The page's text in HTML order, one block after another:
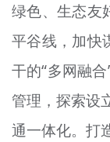
绿色、生态友
平谷线，加快
干的“多网融
管理，探索设
通一体化。打